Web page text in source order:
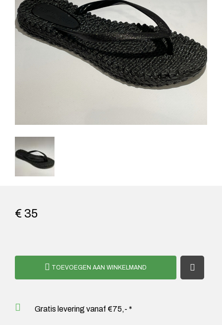
€ 35
TOEVOEGEN AAN WINKELMAND
Gratis levering vanaf €75,- *